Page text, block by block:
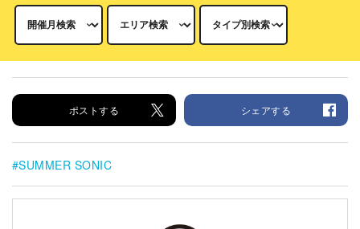
ポストする シェアする
SUMMER SONIC